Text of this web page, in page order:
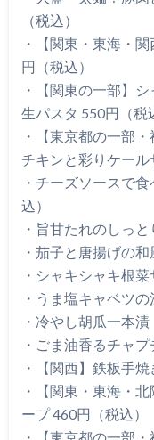
（税込）
・【関東・東海・
円（税込）
・【関東の一部】
生パスタ 550円（税
・【東京都の一部
チキンと彩りケール
・チーズソースで
込）
・旨甘たれのしっ
・茄子と唐揚げの
・シャキシャキ根菜
・うま塩キャベツの
・冷やし胡瓜一本
・ごま油香るチャプ
・【関西】鉄板手
・【関東・東海・
ープ 460円（税込）